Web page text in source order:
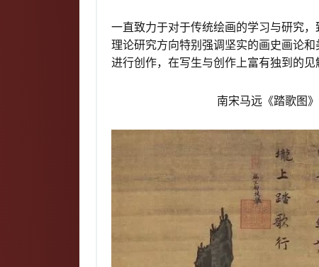
一直致力于对于传统绘画的学习与研究
理论研究方向特别强调坚实的画史画论
进行创作，在写生与创作上富有独到的
南宋马远《踏歌图